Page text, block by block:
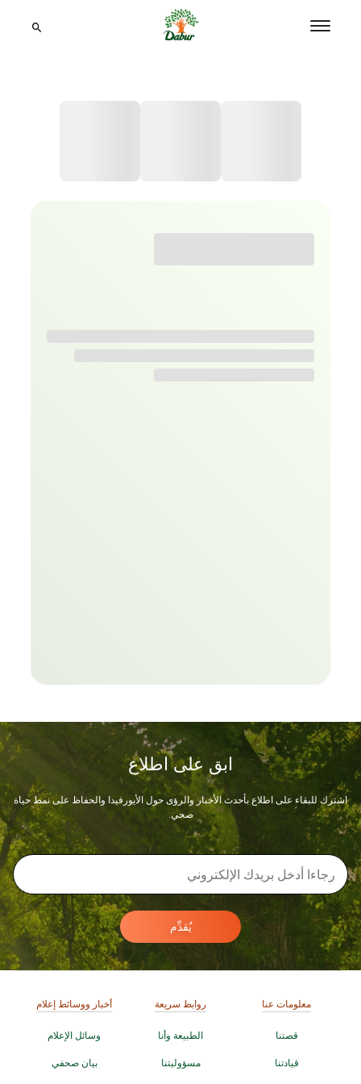
ابق على اطلاع
اشترك للبقاء على اطلاع بأحدث الأخبار والرؤى حول الأيورفيدا والحفاظ على نمط حياة
صحي.
يُقدِّم
معلومات عنا
قصتنا
قيادتنا
روابط سريعة
الطبيعة وأنا
مسؤوليتنا
أخبار ووسائط إعلام
وسائل الإعلام
بيان صحفي